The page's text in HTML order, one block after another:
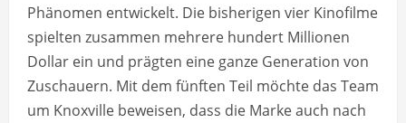
Phänomen entwickelt. Die bisherigen vier Kinofilme
spielten zusammen mehrere hundert Millionen
Dollar ein und prägten eine ganze Generation von
Zuschauern. Mit dem fünften Teil möchte das Team
um Knoxville beweisen, dass die Marke auch nach